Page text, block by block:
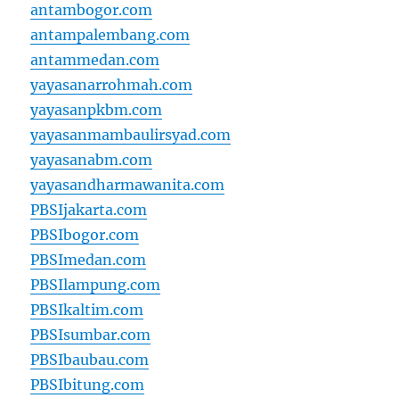
antambogor.com
antampalembang.com
antammedan.com
yayasanarrohmah.com
yayasanpkbm.com
yayasanmambaulirsyad.com
yayasanabm.com
yayasandharmawanita.com
PBSIjakarta.com
PBSIbogor.com
PBSImedan.com
PBSIlampung.com
PBSIkaltim.com
PBSIsumbar.com
PBSIbaubau.com
PBSIbitung.com